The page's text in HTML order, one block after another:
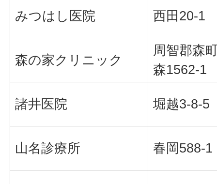
みつはし医院 西田20-1
森の家クリニック
周智郡森
森1562-1
諸井医院 堀越3-8-5
山名診療所 春岡588-1